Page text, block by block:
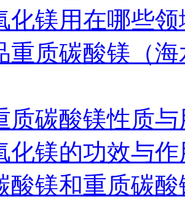
化镁用在哪些领
重质碳酸镁（
质碳酸镁性质与
化镁的功效与作
酸镁和重质碳